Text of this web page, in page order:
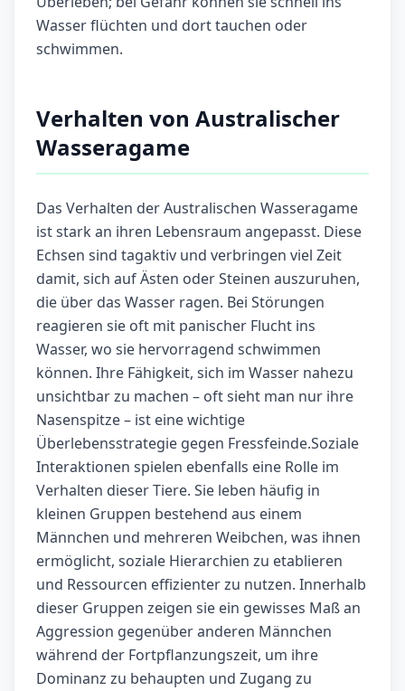
Wasser flüchten und dort tauchen oder
schwimmen.
Verhalten von Australischer
Wasseragame
Das Verhalten der Australischen Wasseragame
ist stark an ihren Lebensraum angepasst. Diese
Echsen sind tagaktiv und verbringen viel Zeit
damit, sich auf Ästen oder Steinen auszuruhen,
die über das Wasser ragen. Bei Störungen
reagieren sie oft mit panischer Flucht ins
Wasser, wo sie hervorragend schwimmen
können. Ihre Fähigkeit, sich im Wasser nahezu
unsichtbar zu machen – oft sieht man nur ihre
Nasenspitze – ist eine wichtige
Überlebensstrategie gegen Fressfeinde.Soziale
Interaktionen spielen ebenfalls eine Rolle im
Verhalten dieser Tiere. Sie leben häufig in
kleinen Gruppen bestehend aus einem
Männchen und mehreren Weibchen, was ihnen
ermöglicht, soziale Hierarchien zu etablieren
und Ressourcen effizienter zu nutzen. Innerhalb
dieser Gruppen zeigen sie ein gewisses Maß an
Aggression gegenüber anderen Männchen
während der Fortpflanzungszeit, um ihre
Dominanz zu behaupten und Zugang zu